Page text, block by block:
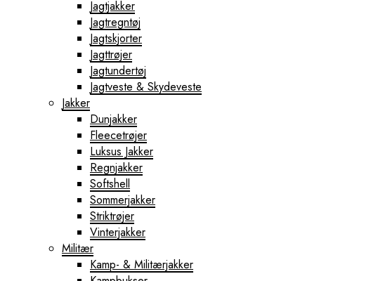
Jagtjakker
Jagtregntøj
Jagtskjorter
Jagttrøjer
Jagtundertøj
Jagtveste & Skydeveste
Jakker
Dunjakker
Fleecetrøjer
Luksus Jakker
Regnjakker
Softshell
Sommerjakker
Striktrøjer
Vinterjakker
Militær
Kamp- & Militærjakker